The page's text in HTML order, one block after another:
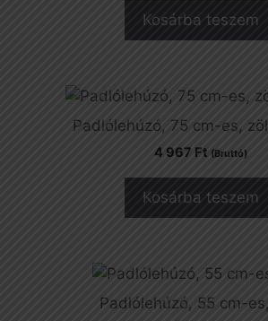
Kosárba teszem
Padlólehúzó, 75 cm-es,
4 967 Ft (Bruttó)
Kosárba teszem
Padlólehúzó, 55 cm-